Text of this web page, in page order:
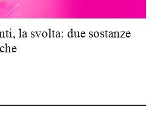
la svolta: due sostanze